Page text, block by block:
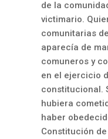
de la
victimario.
comunitarias
aparecía de
comuneros y
en el ejercicio
constitucional.
hubiera
haber
Constitución